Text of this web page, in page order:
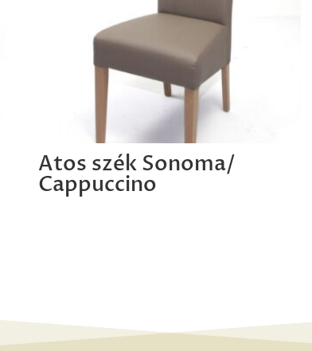
Atos szék Sonoma/
Cappuccino